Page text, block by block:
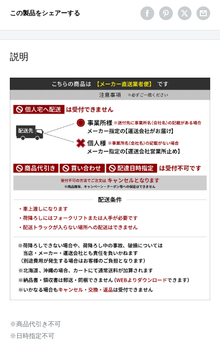
この製品をシェアーする
説明
※商品代引き不可
※日時指定不可